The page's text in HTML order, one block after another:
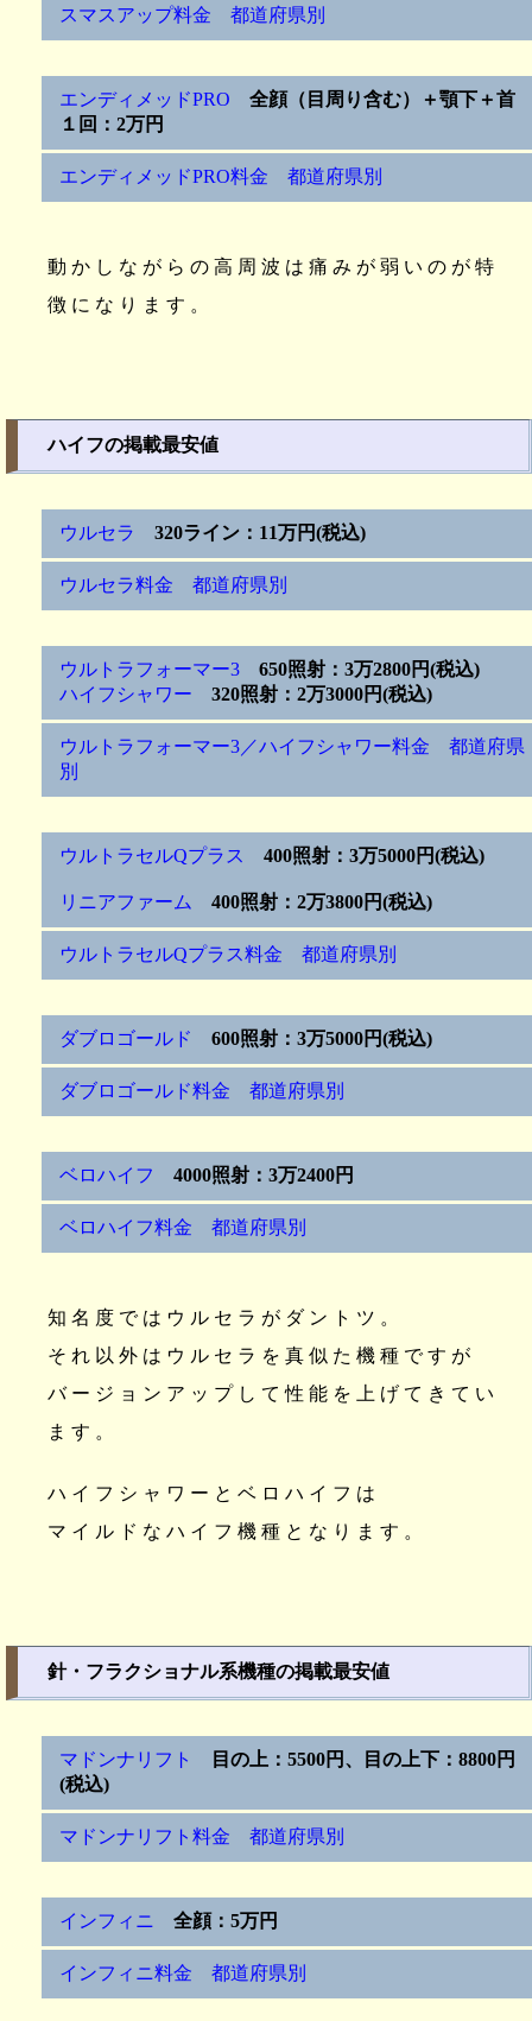
スマスアップ料金 都道府県別
エンディメッドPRO 全顔（目周り含む）＋顎下＋首
１回：2万円
エンディメッドPRO料金 都道府県別
動かしながらの高周波は痛みが弱いのが特
徴になります。
ハイフの掲載最安値
ウルセラ 320ライン：11万円(税込)
ウルセラ料金 都道府県別
ウルトラフォーマー3 650照射：3万2800円(税込)
ハイフシャワー 320照射：2万3000円(税込)
ウルトラフォーマー3／ハイフシャワー料金 都道府県
別
ウルトラセルQプラス 400照射：3万5000円(税込)
リニアファーム 400照射：2万3800円(税込)
ウルトラセルQプラス料金 都道府県別
ダブロゴールド 600照射：3万5000円(税込)
ダブロゴールド料金 都道府県別
ベロハイフ 4000照射：3万2400円
ベロハイフ料金 都道府県別
知名度ではウルセラがダントツ。
それ以外はウルセラを真似た機種ですが
バージョンアップして性能を上げてきてい
ます。
ハイフシャワーとベロハイフは
マイルドなハイフ機種となります。
針・フラクショナル系機種の掲載最安値
マドンナリフト
目の上：5500円、目の上下：8800円
(税込)
マドンナリフト料金 都道府県別
インフィニ 全顔：5万円
インフィニ料金 都道府県別